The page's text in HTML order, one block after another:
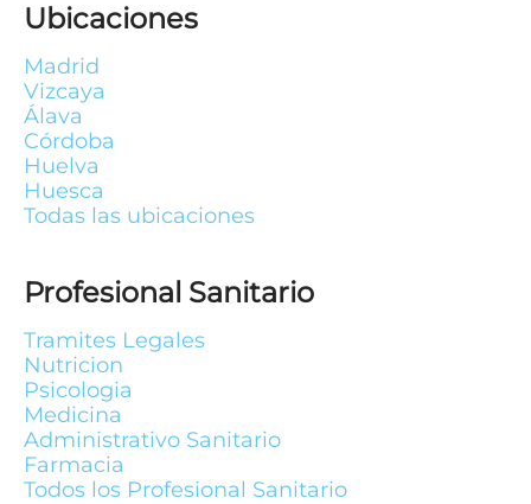
Ubicaciones
Madrid
Vizcaya
Álava
Córdoba
Huelva
Huesca
Todas las ubicaciones
Profesional Sanitario
Tramites Legales
Nutricion
Psicologia
Medicina
Administrativo Sanitario
Farmacia
Todos los Profesional Sanitario